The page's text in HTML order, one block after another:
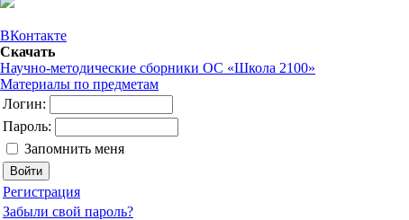
ВКонтакте
Скачать
Научно-методические сборники ОС «Школа 2100»
Материалы по предметам
Логин:
Пароль:
Запомнить меня
Регистрация
Забыли свой пароль?